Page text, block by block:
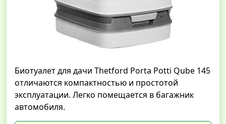
Биотуалет для дачи Thetford Porta Potti Qube 145
отличаются компактностью и простотой
эксплуатации. Легко помещается в багажник
автомобиля.